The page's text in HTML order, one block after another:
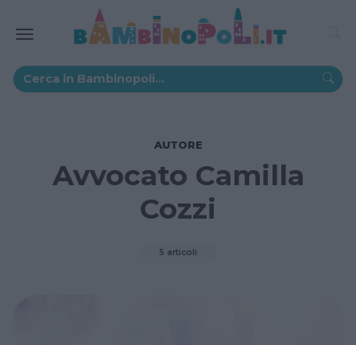
AUTORE
Avvocato Camilla
Cozzi
5 articoli